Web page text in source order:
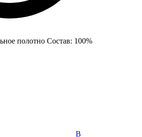
полотно Состав: 100%
В